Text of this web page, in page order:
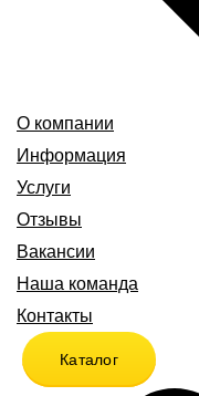
О компании
Информация
Услуги
Отзывы
Вакансии
Наша команда
Контакты
Каталог